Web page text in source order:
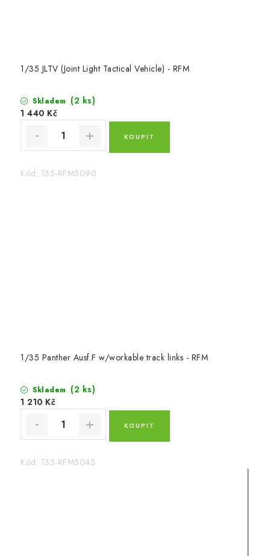
1/35 JLTV (Joint Light Tactical Vehicle) - RFM
Skladem (2 ks)
1 440 Kč
Kód: 135-RFM5090
1/35 Panther Ausf.F w/workable track links - RFM
Skladem (2 ks)
1 210 Kč
Kód: 135-RFM5045